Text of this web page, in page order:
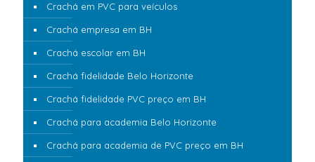
Crachá em PVC para veículos
Crachá empresa em BH
Crachá escolar em BH
Crachá fidelidade Belo Horizonte
Crachá fidelidade PVC preço em BH
Crachá para academia Belo Horizonte
Crachá para academia de PVC preço em BH